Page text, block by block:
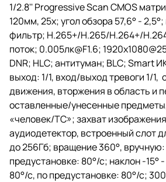
1/2.8'' Progressive Scan CMOS
120мм, 25x; угол обзора 57,6° -
фильтр; H.265+/H.265/H.264+/
поток; 0.005лк@F1.6;
DNR; HLC; антитуман; BLC; Smart
выход: 1/1, вход/выход тревоги 1/1,
движения, вторжения в область и
оставленные/унесенные
«человек/ТС»; захват
аудиодетектор, встроенный слот
до 256Гб; вращение 360°, вручную:
предустановке: 80°/с; наклон -15°
80°/с, по предустановке: 80°/с;